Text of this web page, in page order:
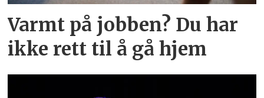
Varmt på jobben? Du har
ikke rett til å gå hjem